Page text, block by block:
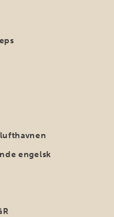
engelsk